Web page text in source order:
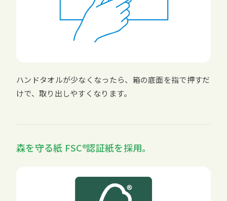
ハンドタオルが少なくなったら、箱の底面を指で押すだ
けで、取り出しやすくなります。
森を守る紙 FSC 認証紙を採用。